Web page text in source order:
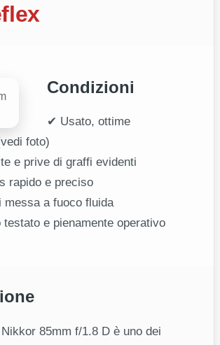
Condizioni
✔ Usato, ottime
foto)
e prive di graffi evidenti
rapido e preciso
messa a fuoco fluida
e pienamente operativo
85mm f/1.8 D è uno dei